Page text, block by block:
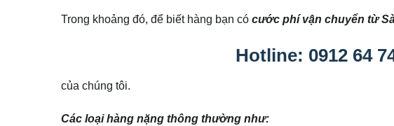
Trong khoảng đó, để biết hàng bạn có cước phí vận chuyển từ
Hotline: 0912 64
của chúng tôi.
Các loại hàng nặng thông thường như: